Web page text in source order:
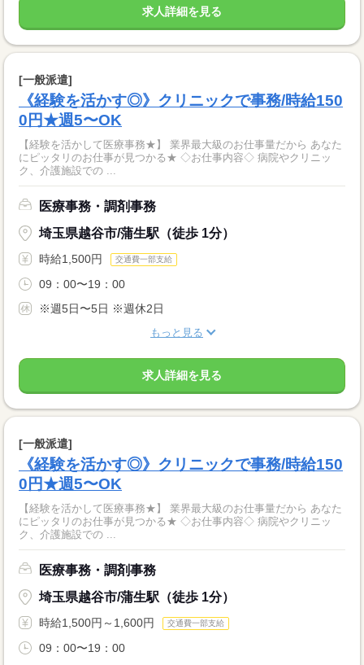
求人詳細を見る
[一般派遣]
《経験を活かす◎》クリニックで事務/時給150
0円★週5〜OK
【経験を活かして医療事務★】 業界最大級のお仕事量だから あなた
にピッタリのお仕事が見つかる★ ◇お仕事内容◇ 病院やクリニッ
ク、介護施設での ...
医療事務・調剤事務
埼玉県越谷市/蒲生駅（徒歩 1分）
時給1,500円 交通費一部支給
09：00〜19：00
※週5日〜5日 ※週休2日
もっと見る
求人詳細を見る
[一般派遣]
《経験を活かす◎》クリニックで事務/時給150
0円★週5〜OK
【経験を活かして医療事務★】 業界最大級のお仕事量だから あなた
にピッタリのお仕事が見つかる★ ◇お仕事内容◇ 病院やクリニッ
ク、介護施設での ...
医療事務・調剤事務
埼玉県越谷市/蒲生駅（徒歩 1分）
時給1,500円～1,600円 交通費一部支給
09：00〜19：00